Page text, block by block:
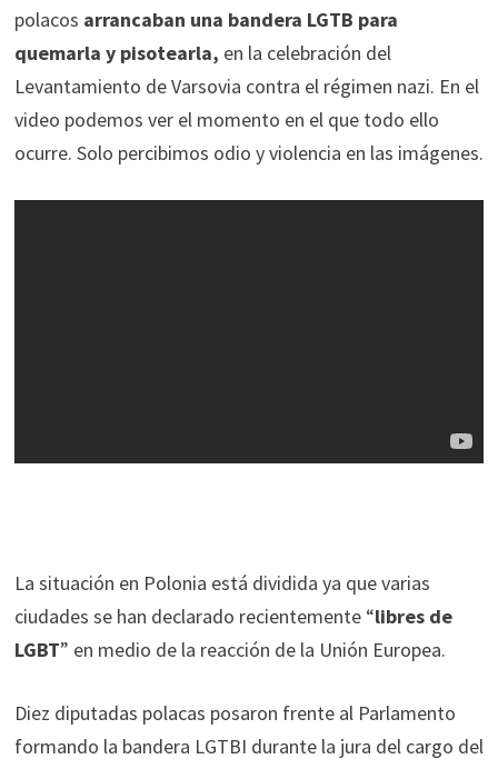
polacos arrancaban una bandera LGTB para
quemarla y pisotearla, en la celebración del
Levantamiento de Varsovia contra el régimen nazi. En el
video podemos ver el momento en el que todo ello
ocurre. Solo percibimos odio y violencia en las imágenes.
La situación en Polonia está dividida ya que varias
ciudades se han declarado recientemente “libres de
LGBT” en medio de la reacción de la Unión Europea.
Diez diputadas polacas posaron frente al Parlamento
formando la bandera LGTBI durante la jura del cargo del